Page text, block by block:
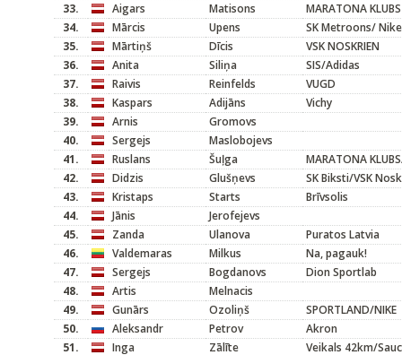
33.
Aigars Matisons
MARATONA KLUBS
34.
Mārcis Upens
SK Metroons/ Nike
35.
Mārtiņš Dīcis
VSK NOSKRIEN
36.
Anita Siliņa
SIS/Adidas
37.
Raivis Reinfelds
VUGD
38.
Kaspars Adijāns
Vichy
39.
Arnis
Gromovs
40.
Sergejs
Maslobojevs
41.
Ruslans Šuļga
MARATONA
42.
Didzis Glušņevs
SK Biksti/VSK
43.
Kristaps Starts
Brīvsolis
44.
Jānis
Jerofejevs
45.
Zanda Ulanova
Puratos Latvia
46.
Valdemaras Milkus
Na, pagauk!
47.
Sergejs Bogdanovs
Dion Sportlab
48.
Artis
Melnacis
49.
Gunārs Ozoliņš
SPORTLAND/NIKE
50.
Aleksandr Petrov
Akron
51.
Inga Zālīte
Veikals 42km/